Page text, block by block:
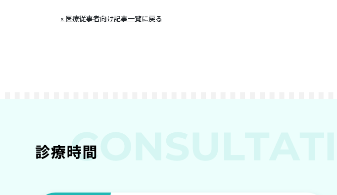
« 医療従事者向け記事一覧に戻る